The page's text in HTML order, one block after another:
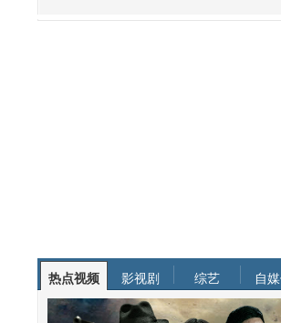
热点视频 影视剧 综艺 自